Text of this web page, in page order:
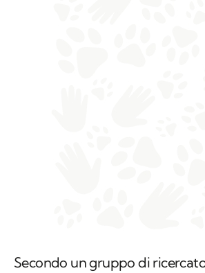
Secondo un gruppo di